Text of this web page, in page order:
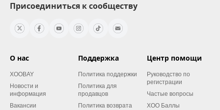
Присоединиться к сообществу
О нас
XOOBAY
Новости и
информация
Вакансии
Поддержка
Политика поддержки
Политика для
продавцов
Политика возврата
Центр помощи
Руководство по
регистрации
Частые вопросы
XOO Баллы